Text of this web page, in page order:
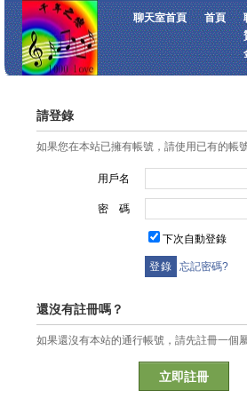
聊天室首頁 首頁
請登錄
如果您在本站已擁有帳號，請使用已有的帳
用戶名
密 碼
下次自動登錄
忘記密碼?
還沒有註冊嗎？
如果還沒有本站的通行帳號，請先註冊一個
立即註冊